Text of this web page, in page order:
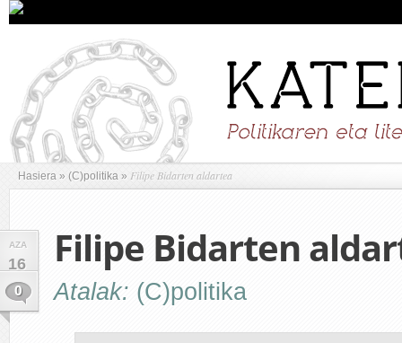
Hasiera » (C)politika » Filipe Bidarten aldartea
AZA
16
0
Filipe Bidarten
Atalak: (C)politika